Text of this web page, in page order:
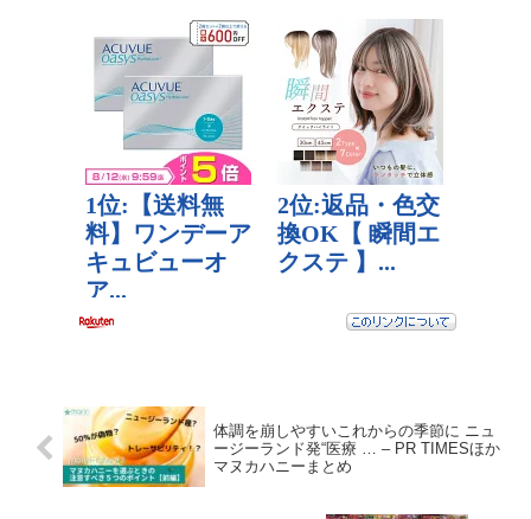
体調を崩しやすいこれからの季節に ニュ
ージーランド発“医療 … – PR TIMESほか
マヌカハニーまとめ